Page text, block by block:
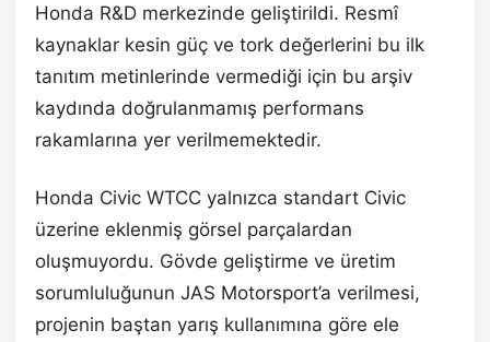
Honda R&D merkezinde geliştirildi. Resmî
kaynaklar kesin güç ve tork değerlerini bu ilk
tanıtım metinlerinde vermediği için bu arşiv
kaydında doğrulanmamış performans
rakamlarına yer verilmemektedir.
Honda Civic WTCC yalnızca standart Civic
üzerine eklenmiş görsel parçalardan
oluşmuyordu. Gövde geliştirme ve üretim
sorumluluğunun JAS Motorsport’a verilmesi,
projenin baştan yarış kullanımına göre ele